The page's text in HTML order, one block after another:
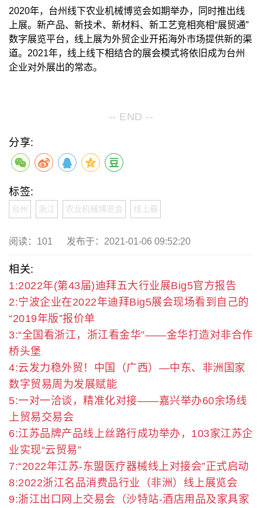
2020年，台州线下农业机械博览会如期举办，同时推出线
上展。新产品、新技术、新材料、新工艺竞相亮相“展贸通”
数字展览平台，线上展为外贸企业开拓海外市场提供新的渠
道。2021年，线上线下相结合的展会模式将依旧成为台州
企业对外展出的常态。
-- END --
分享:
标签:
台州 浙江 农业机械博览会 线上展
阅读： 101 发布于：2021-01-06 09:52:20
相关:
1:2022年(第43届)迪拜五大行业展Big5官方报告
2:宁波企业在2022年迪拜Big5展会现场看到自己的
“2019年版”报价单
3:“全国看浙江，浙江看金华”——金华打造对非合作
桥头堡
4:云发力稳外贸！中国（广西）—中东、非洲国家
数字贸易周为发展赋能
5:一对一洽谈，精准化对接——嘉兴举办60余场线
上贸易交易会
6:江苏品牌产品线上丝路行成功举办，103家江苏企
业实现“云贸易”
7:“2022年江苏-东盟医疗器械线上对接会”正式启动
8:2022浙江名品消费品行业（非洲）线上展览会
9:浙江出口网上交易会（沙特站-酒店用品及家具家